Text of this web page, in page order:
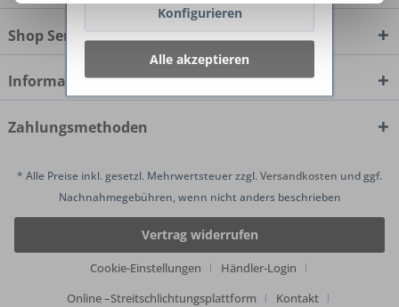
Shop Service
Informationen
Zahlungsmethoden
* Alle Preise inkl. gesetzl. Mehrwertsteuer zzgl.Versandkosten und ggf.
Nachnahmegebühren, wenn nicht anders beschrieben
Vertrag widerrufen
Cookie-Einstellungen
Händler-Login
Online –Streitschlichtungsplattform
Kontakt
Konfigurieren
Alle akzeptieren